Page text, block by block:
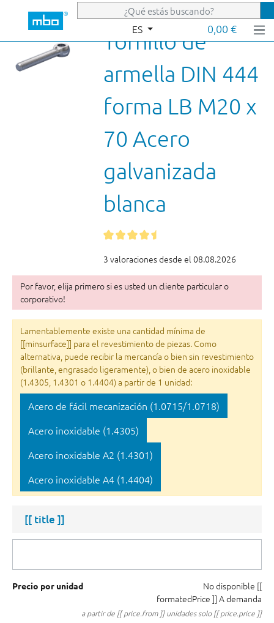
Saltar al contenido principal
ES 0,00 €
Tornillo de
armella DIN 444
forma LB M20 x
70 Acero
galvanizada
blanca
3 valoraciones desde el 08.08.2026
Por favor, elija primero si es usted un cliente particular o
corporativo!
Lamentablemente existe una cantidad mínima de
[[minsurface]] para el revestimiento de piezas. Como
alternativa, puede recibir la mercancía o bien sin revestimiento
(brillante, engrasado ligeramente), o bien de acero inoxidable
(1.4305, 1.4301 o 1.4404) a partir de 1 unidad:
Acero de fácil mecanización (1.0715/1.0718)
Acero inoxidable (1.4305)
Acero inoxidable A2 (1.4301)
Acero inoxidable A4 (1.4404)
[[ title ]]
Precio por unidad No disponible [[
formatedPrice ]] A demanda
a partir de [[ price.from ]] unidades solo [[ price.price ]]